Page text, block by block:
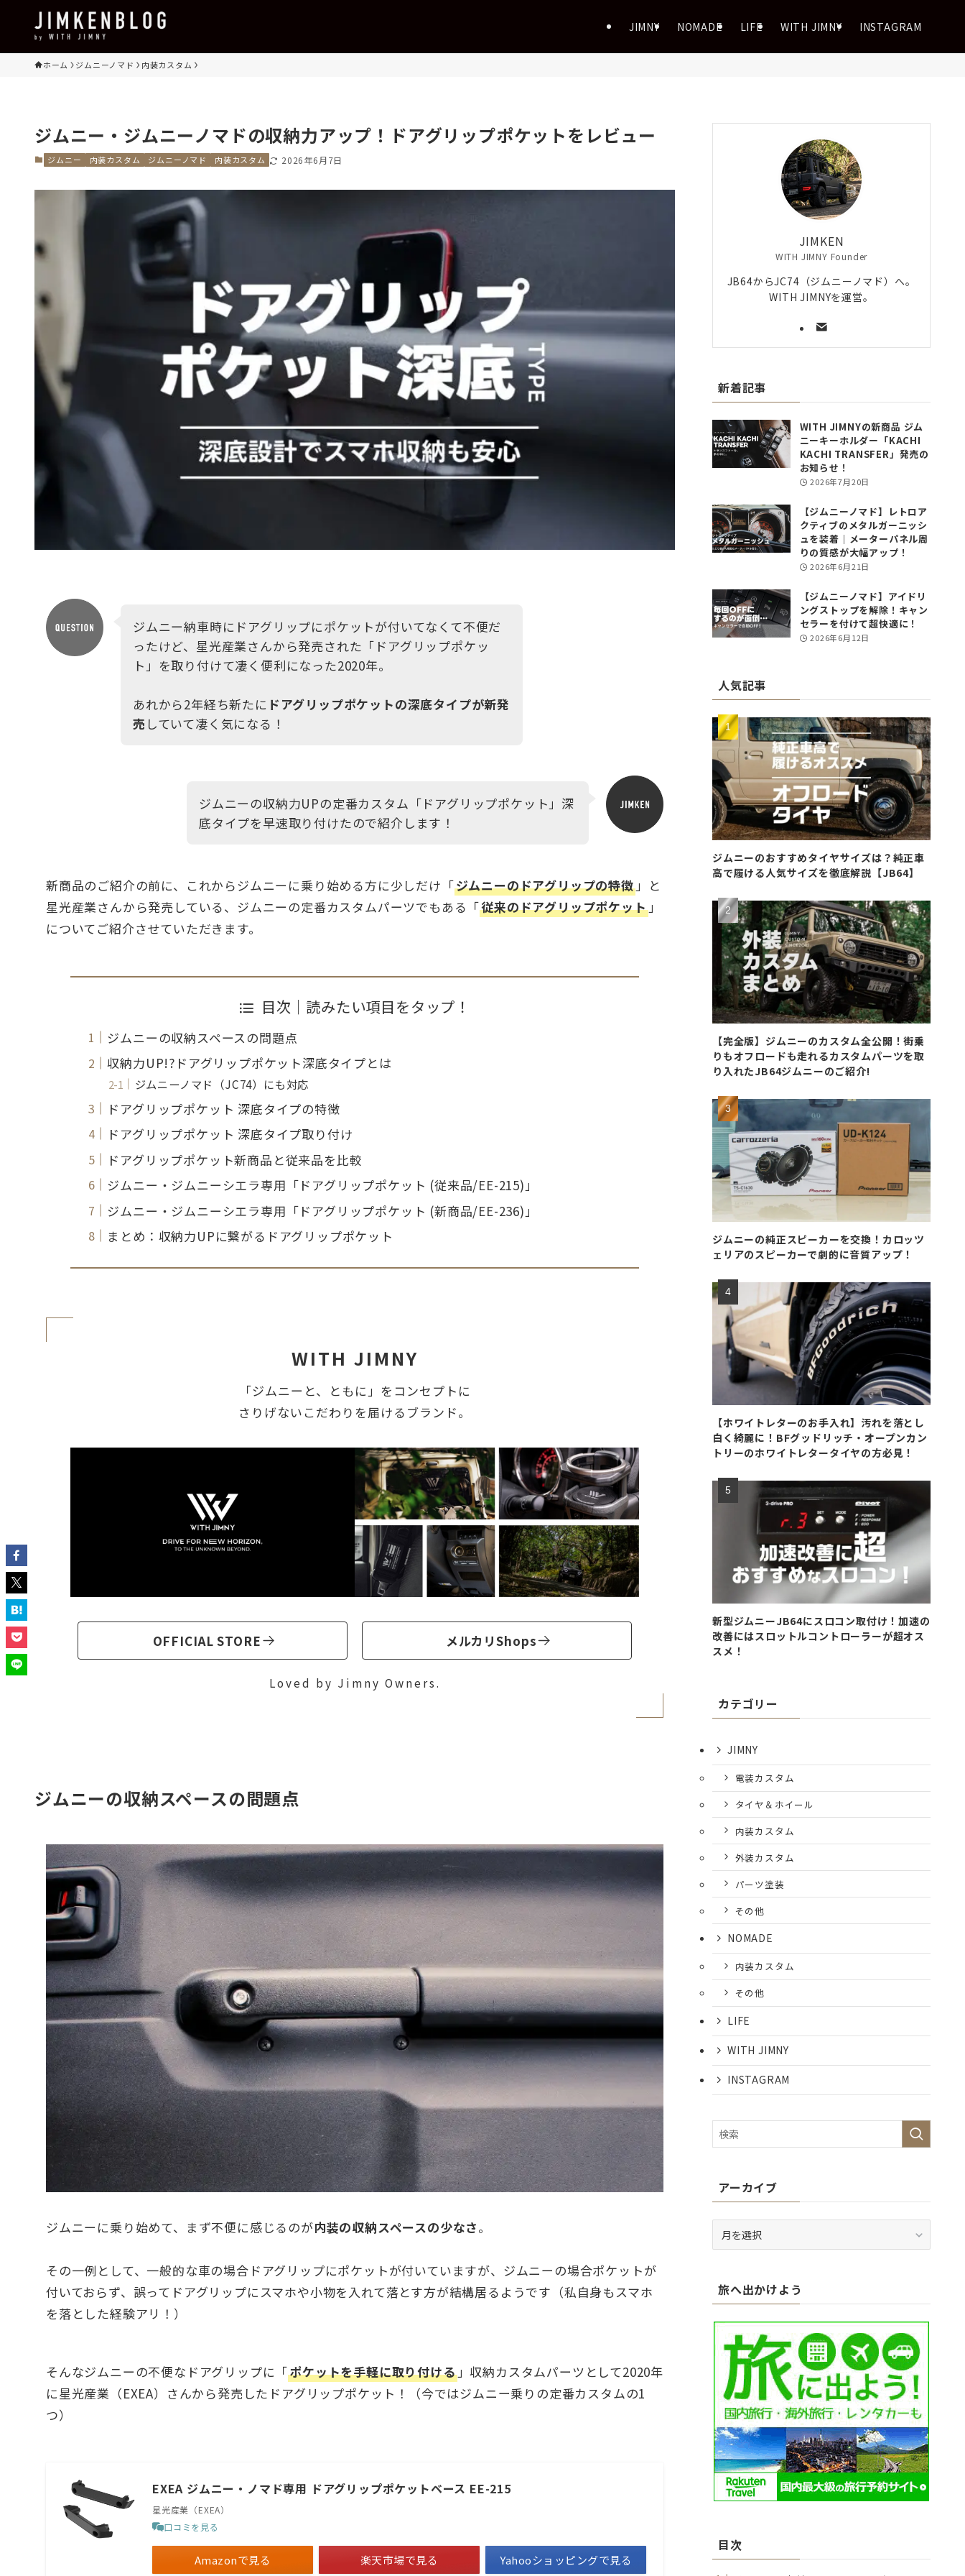
JIMNY NOMADE LIFE WITH JIMNY INSTAGRAM
ホーム ジムニーノマド 内装カスタム
ジムニー・ジムニーノマドの収納力アップ！ドアグリップポケットをレビュー
ジムニー 内装カスタム ジムニーノマド 内装カスタム 2026年6月7日
ジムニー納車時にドアグリップにポケットが付いてなくて不便だ
ったけど、星光産業さんから発売された「ドアグリップポケッ
ト」を取り付けて凄く便利になった2020年。
あれから2年経ち新たに ドアグリップポケットの深底タイプが新発
売 していて凄く気になる！
ジムニーの収納力UPの定番カスタム「ドアグリップポケット」深
底タイプを早速取り付けたので紹介します！
新商品のご紹介の前に、これからジムニーに乗り始める方に少しだけ「ジムニーのドアグリップの特徴」と
星光産業さんから発売している、ジムニーの定番カスタムパーツでもある「従来のドアグリップポケット」
についてご紹介させていただきます。
目次｜読みたい項目をタップ！
ジムニーの収納スペースの問題点
収納力UP!?ドアグリップポケット深底タイプとは
ジムニーノマド（JC74）にも対応
ドアグリップポケット 深底タイプの特徴
ドアグリップポケット 深底タイプ取り付け
ドアグリップポケット新商品と従来品を比較
ジムニー・ジムニーシエラ専用「ドアグリップポケット (従来品/EE-215)」
ジムニー・ジムニーシエラ専用「ドアグリップポケット (新商品/EE-236)」
まとめ：収納力UPに繋がるドアグリップポケット
WITH JIMNY
「ジムニーと、ともに」をコンセプトに
さりげないこだわりを届けるブランド。
OFFICIAL STORE メルカリShops
Loved by Jimny Owners.
ジムニーの収納スペースの問題点
ジムニーに乗り始めて、まず不便に感じるのが内装の収納スペースの少なさ。
その一例として、一般的な車の場合ドアグリップにポケットが付いていますが、ジムニーの場合ポケットが
付いておらず、誤ってドアグリップにスマホや小物を入れて落とす方が結構居るようです（私自身もスマホ
を落とした経験アリ！）
そんなジムニーの不便なドアグリップに「ポケットを手軽に取り付ける」収納カスタムパーツとして2020年
に星光産業（EXEA）さんから発売したドアグリップポケット！（今ではジムニー乗りの定番カスタムの1
つ）
EXEA ジムニー・ノマド専用 ドアグリップポケットベース EE-215
星光産業（EXEA）
口コミを見る
Amazonで見る 楽天市場で見る Yahooショッピングで見る
JIMKEN
WITH JIMNY Founder
JB64からJC74（ジムニーノマド）へ。
WITH JIMNYを運営。
新着記事
WITH JIMNYの新商品 ジム
ニーキーホルダー「KACHI
KACHI TRANSFER」発売の
お知らせ！
2026年7月20日
【ジムニーノマド】レトロア
クティブのメタルガーニッシ
ュを装着｜メーターパネル周
りの質感が大幅アップ！
2026年6月21日
【ジムニーノマド】アイドリ
ングストップを解除！キャン
セラーを付けて超快適に！
2026年6月12日
人気記事
ジムニーのおすすめタイヤサイズは？純正車
高で履ける人気サイズを徹底解説【JB64】
【完全版】ジムニーのカスタム全公開！街乗
りもオフロードも走れるカスタムパーツを取
り入れたJB64ジムニーのご紹介!
ジムニーの純正スピーカーを交換！カロッツ
ェリアのスピーカーで劇的に音質アップ！
【ホワイトレターのお手入れ】汚れを落とし
白く綺麗に！BFグッドリッチ・オープンカン
トリーのホワイトレタータイヤの方必見！
新型ジムニーJB64にスロコン取付け！加速の
改善にはスロットルコントローラーが超オス
スメ！
カテゴリー
JIMNY
電装カスタム
タイヤ＆ホイール
内装カスタム
外装カスタム
パーツ塗装
その他
NOMADE
内装カスタム
その他
LIFE
WITH JIMNY
INSTAGRAM
アーカイブ
ー
ブ
旅へ出かけよう
目次